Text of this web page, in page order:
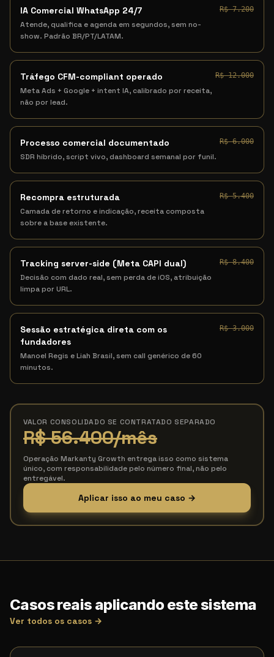
IA Comercial WhatsApp 24/7
Atende, qualifica e agenda em segundos, sem no-
show. Padrão BR/PT/LATAM.
R$ 7.200
Tráfego CFM-compliant operado
Meta Ads + Google + intent IA, calibrado por receita,
não por lead.
R$ 12.000
Processo comercial documentado
SDR híbrido, script vivo, dashboard semanal por funil.
R$ 6.000
Recompra estruturada
Camada de retorno e indicação, receita composta
sobre a base existente.
R$ 5.400
Tracking server-side (Meta CAPI dual)
Decisão com dado real, sem perda de iOS, atribuição
limpa por URL.
R$ 8.400
Sessão estratégica direta com os
fundadores
Manoel Regis e Liah Brasil, sem call genérico de 60
minutos.
R$ 3.000
VALOR CONSOLIDADO SE CONTRATADO SEPARADO
R$ 56.400/mês
Operação Markanty Growth entrega isso como sistema
único, com responsabilidade pelo número final, não pelo
entregável.
Aplicar isso ao meu caso →
Casos reais aplicando este sistema
Ver todos os casos →